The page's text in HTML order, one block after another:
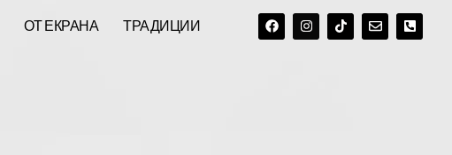
C
E
B
S
T
A
K
T
O
V
E
L
O
N
E
ОТ ЕКРАНА ТРАДИЦИИ